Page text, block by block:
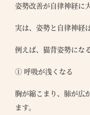
姿勢改善が自律神経に
実は、姿勢と自律神経
例えば、猫背姿勢になる
① 呼吸が浅くなる
胸が縮こまり、肺が広
ます。